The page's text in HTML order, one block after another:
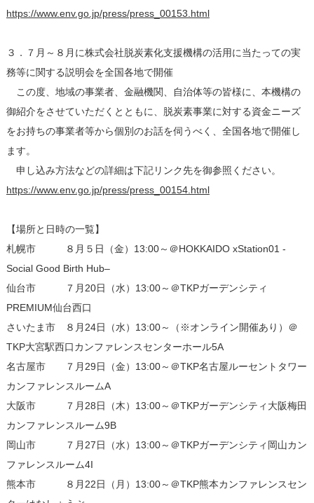
https://www.env.go.jp/press/press_00153.html
３．７月～８月に株式会社脱炭素化支援機構の活用に当たっての実
務等に関する説明会を全国各地で開催
この度、地域の事業者、金融機関、自治体等の皆様に、本機構の
御紹介をさせていただくとともに、脱炭素事業に対する資金ニーズ
をお持ちの事業者等から個別のお話を伺うべく、全国各地で開催し
ます。
申し込み方法などの詳細は下記リンク先を御参照ください。
https://www.env.go.jp/press/press_00154.html
【場所と日時の一覧】
札幌市 ８月５日（金）13:00～＠HOKKAIDO xStation01 -
Social Good Birth Hub–
仙台市 ７月20日（水）13:00～＠TKPガーデンシティ
PREMIUM仙台西口
さいたま市 ８月24日（水）13:00～（※オンライン開催あり）＠
TKP大宮駅西口カンファレンスセンターホール5A
名古屋市 ７月29日（金）13:00～＠TKP名古屋ルーセントタワー
カンファレンスルームA
大阪市 ７月28日（木）13:00～＠TKPガーデンシティ大阪梅田
カンファレンスルーム9B
岡山市 ７月27日（水）13:00～＠TKPガーデンシティ岡山カン
ファレンスルーム4I
熊本市 ８月22日（月）13:00～＠TKP熊本カンファレンスセン